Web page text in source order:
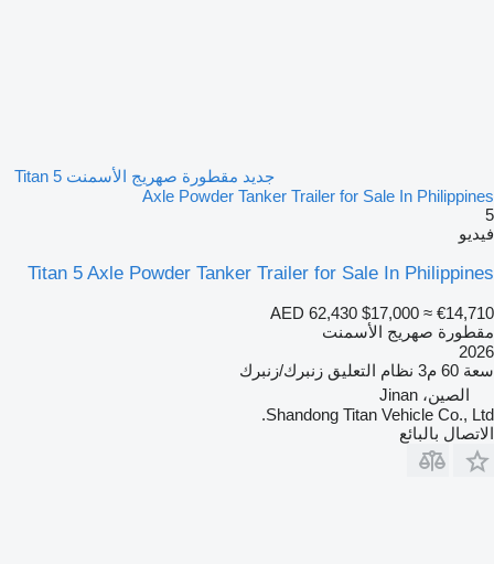
جديد مقطورة صهريج الأسمنت Titan 5
Axle Powder Tanker Trailer for Sale In Philippines
5
فيديو
Titan 5 Axle Powder Tanker Trailer for Sale In Philippines
AED 62,430 $17,000 ≈ €14,710
مقطورة صهريج الأسمنت
2026
سعة 60 م3 نظام التعليق زنبرك/زنبرك
الصين، Jinan
Shandong Titan Vehicle Co., Ltd.
الاتصال بالبائع